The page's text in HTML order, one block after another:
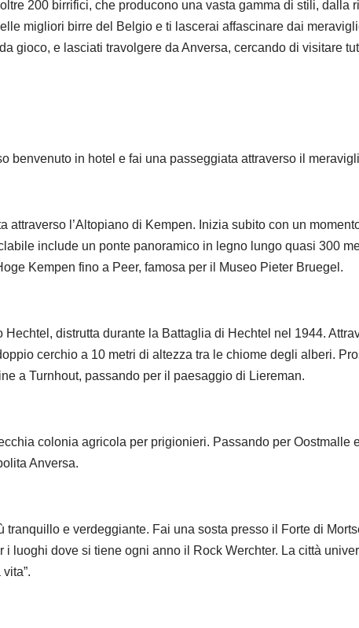
200 birrifici, che producono una vasta gamma di stili,
migliori birre del Belgio e ti lascerai affascinare dai
gioco, e lasciati travolgere da Anversa, cercando di visitare
benvenuto in hotel e fai una passeggiata attraverso il
attraverso l’Altopiano di Kempen. Inizia subito con un
include un ponte panoramico in legno lungo quasi 300
Kempen fino a Peer, famosa per il Museo Pieter Bruegel.
Hechtel, distrutta durante la Battaglia di Hechtel nel 1944.
cerchio a 10 metri di altezza tra le chiome degli alberi.
a Turnhout, passando per il paesaggio di Liereman.
colonia agricola per prigionieri. Passando per Oostmalle
Anversa.
e verdeggiante. Fai una sosta presso il Forte di
luoghi dove si tiene ogni anno il Rock Werchter. La città